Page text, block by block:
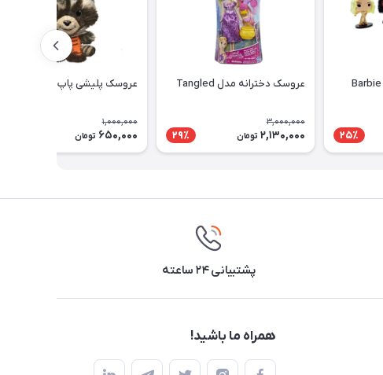
فیگور فانکو کپی مدل Barbie
25٪
عروسک دخترانه مدل Tangled
3,000,000
2,130,000 تومان 29٪
عروسک پلیشی پاپ مدل Racon
1,000,000
650,000 تومان
پشتیبانی ۲۴ ساعته
همراه ما باشید!